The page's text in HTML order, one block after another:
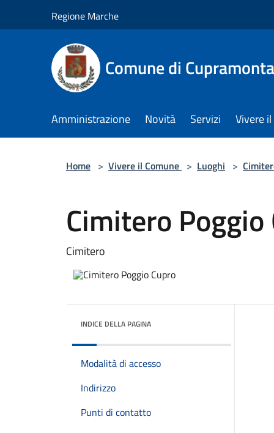
Regione Marche
Comune di
Amministrazione Novità Servizi Vivere
Home > Vivere il Comune > Luoghi >
Cimitero Poggio
Cimitero
INDICE DELLA PAGINA
Modalità di accesso
Indirizzo
Punti di contatto